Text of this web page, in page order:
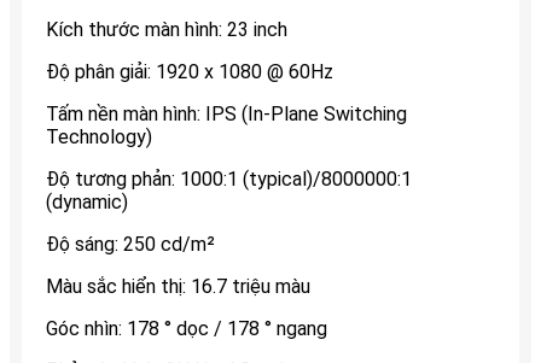
Kích thước màn hình: 23 inch
Độ phân giải: 1920 x 1080 @ 60Hz
Tấm nền màn hình: IPS (In-Plane Switching
Technology)
Độ tương phản: 1000:1 (typical)/8000000:1
(dynamic)
Độ sáng: 250 cd/m²
Màu sắc hiển thị: 16.7 triệu màu
Góc nhìn: 178 ° dọc / 178 ° ngang